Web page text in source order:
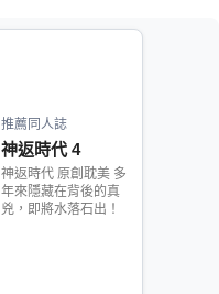
推薦同人誌
神返時代 4
神返時代 原創耽美 多
年來隱藏在背後的真
兇，即將水落石出！